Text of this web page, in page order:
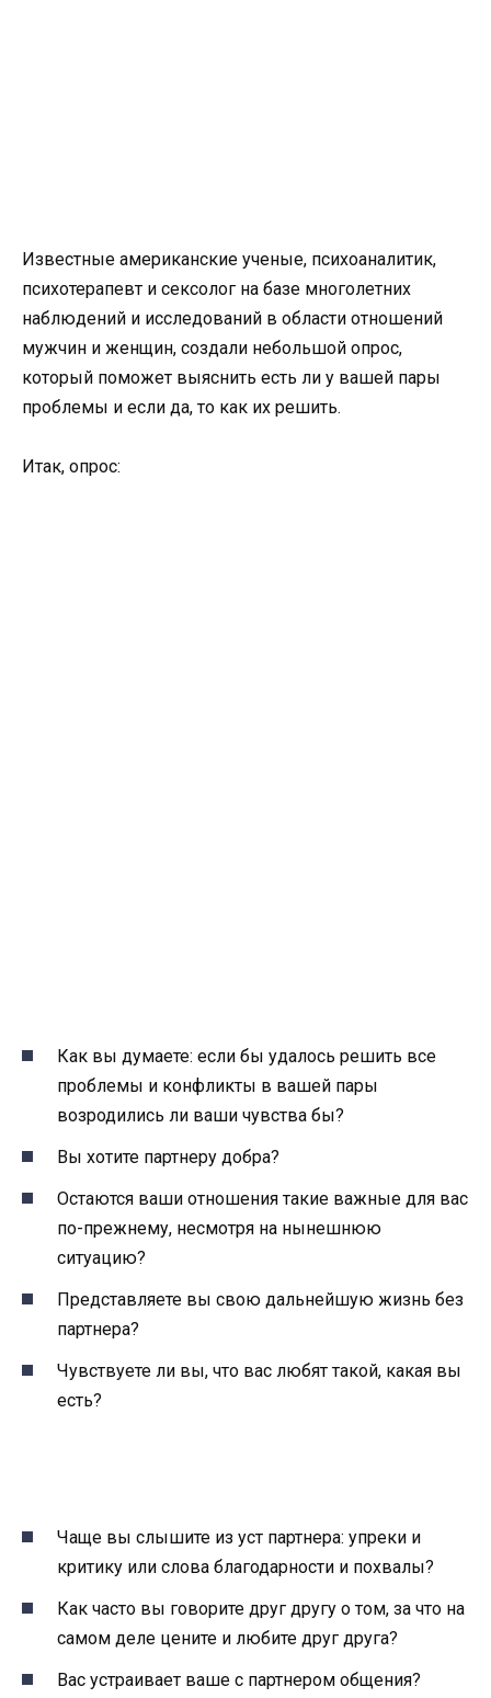
Известные американские ученые, психоаналитик,
психотерапевт и сексолог на базе многолетних
наблюдений и исследований в области отношений
мужчин и женщин, создали небольшой опрос,
который поможет выяснить есть ли у вашей пары
проблемы и если да, то как их решить.
Итак, опрос:
Как вы думаете: если бы удалось решить все
проблемы и конфликты в вашей пары
возродились ли ваши чувства бы?
Вы хотите партнеру добра?
Остаются ваши отношения такие важные для вас
по-прежнему, несмотря на нынешнюю
ситуацию?
Представляете вы свою дальнейшую жизнь без
партнера?
Чувствуете ли вы, что вас любят такой, какая вы
есть?
Чаще вы слышите из уст партнера: упреки и
критику или слова благодарности и похвалы?
Как часто вы говорите друг другу о том, за что на
самом деле цените и любите друг друга?
Вас устраивает ваше с партнером общения?